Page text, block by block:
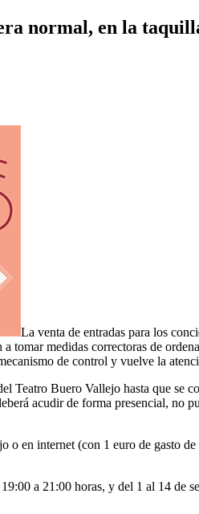
normal, en la
La venta de entradas para los
medidas correctoras de
de control y vuelve la
Teatro Buero Vallejo hasta que se
acudir de forma presencial, no
en internet (con 1 euro de gasto
a 21:00 horas, y del 1 al 14 de